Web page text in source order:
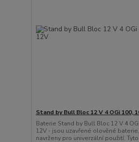
Stand by Bull Bloc 12 V 4 OGi 100,
Baterie Stand by Bull Bloc 12 V 4
12V - jsou uzavřené olověné
navrženy pro univerzální použití. Tyto